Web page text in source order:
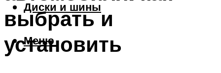
Диски и шины
Меню
выбрать и
установить